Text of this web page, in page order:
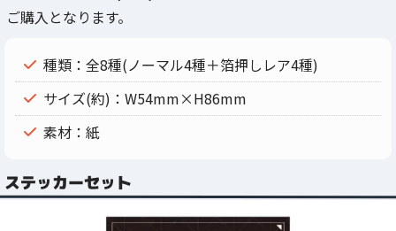
ご購入となります。
種類：全8種(ノーマル4種＋箔押しレア4種)
サイズ(約)：W54mm×H86mm
素材：紙
ステッカーセット